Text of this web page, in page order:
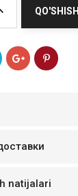
QO'SHISH
natijalari